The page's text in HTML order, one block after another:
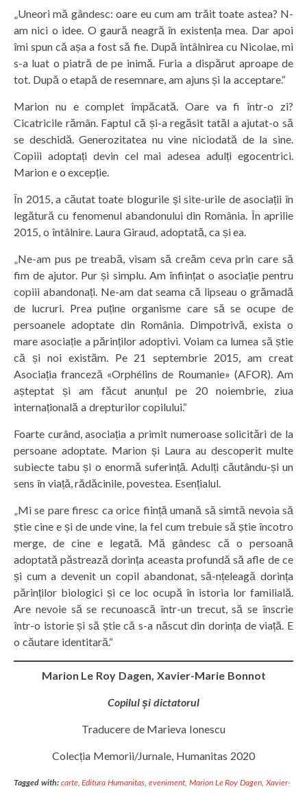
„Uneori mă gândesc: oare eu cum am trăit toate astea? N-
am nici o idee. O gaură neagră în existența mea. Dar apoi
îmi spun că așa a fost să fie. După întâlnirea cu Nicolae, mi
s-a luat o piatră de pe inimă. Furia a dispărut aproape de
tot. După o etapă de resemnare, am ajuns și la acceptare.“
Marion nu e complet împăcată. Oare va fi într-o zi?
Cicatricile rămân. Faptul că și-a regăsit tatăl a ajutat-o să
se deschidă. Generozitatea nu vine niciodată de la sine.
Copiii adoptați devin cel mai adesea adulți egocentrici.
Marion e o excepție.
În 2015, a căutat toate blogurile și site-urile de asociații în
legătură cu fenomenul abandonului din România. În aprilie
2015, o întâlnire. Laura Giraud, adoptată, ca și ea.
„Ne-am pus pe treabă, visam să creăm ceva prin care să
fim de ajutor. Pur și simplu. Am înființat o asociație pentru
copiii abandonați. Ne-am dat seama că lipseau o grămadă
de lucruri. Prea puține organisme care să se ocupe de
persoanele adoptate din România. Dimpotrivă, exista o
mare asociație a părinților adoptivi. Voiam ca lumea să știe
că și noi existăm. Pe 21 septembrie 2015, am creat
Asociația franceză «Orphélins de Roumanie» (AFOR). Am
așteptat și am făcut anunțul pe 20 noiembrie, ziua
internațională a drepturilor copilului.“
Foarte curând, asociația a primit numeroase solicitări de la
persoane adoptate. Marion și Laura au descoperit multe
subiecte tabu și o enormă suferință. Adulți căutându-și un
sens în viață, rădăcinile, povestea. Esențialul.
„Mi se pare firesc ca orice ființă umană să simtă nevoia să
știe cine e și de unde vine, la fel cum trebuie să știe încotro
merge, de cine e legată. Mă gândesc că o persoană
adoptată păstrează dorința aceasta profundă să afle de ce
și cum a devenit un copil abandonat, să-nțeleagă dorința
părinților biologici și ce loc ocupă în istoria lor familială.
Are nevoie să se recunoască într-un trecut, să se înscrie
într-o istorie și să știe că s-a născut din dorința de viață. E
o căutare identitară.“
Marion Le Roy Dagen, Xavier-Marie Bonnot
Copilul și dictatorul
Traducere de Marieva Ionescu
Colecția Memorii/Jurnale, Humanitas 2020
Tagged with: carte,Editura Humanitas,eveniment, Marion Le Roy Dagen,Xavier-